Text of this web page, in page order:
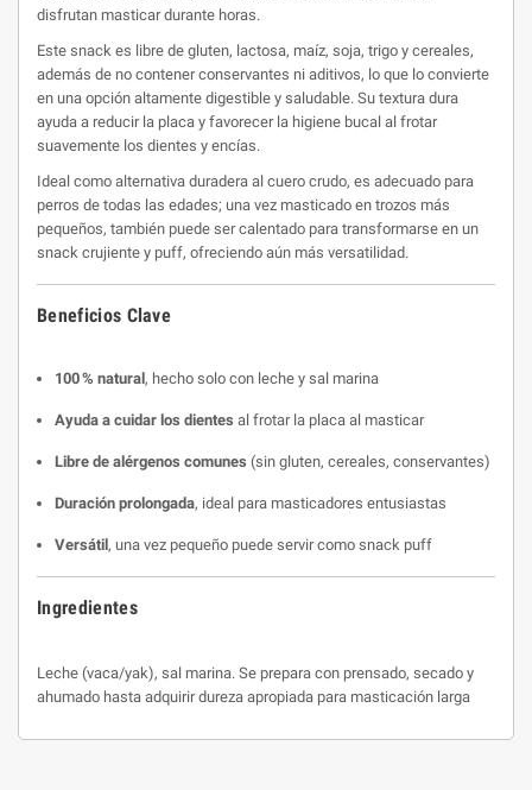
disfrutan masticar durante horas.
Este snack es libre de gluten, lactosa, maíz, soja, trigo y cereales,
además de no contener conservantes ni aditivos, lo que lo convierte
en una opción altamente digestible y saludable. Su textura dura
ayuda a reducir la placa y favorecer la higiene bucal al frotar
suavemente los dientes y encías.
Ideal como alternativa duradera al cuero crudo, es adecuado para
perros de todas las edades; una vez masticado en trozos más
pequeños, también puede ser calentado para transformarse en un
snack crujiente y puff, ofreciendo aún más versatilidad.
Beneficios Clave
100 % natural, hecho solo con leche y sal marina
Ayuda a cuidar los dientes al frotar la placa al masticar
Libre de alérgenos comunes (sin gluten, cereales, conservantes)
Duración prolongada, ideal para masticadores entusiastas
Versátil, una vez pequeño puede servir como snack puff
Ingredientes
Leche (vaca/yak), sal marina. Se prepara con prensado, secado y
ahumado hasta adquirir dureza apropiada para masticación larga